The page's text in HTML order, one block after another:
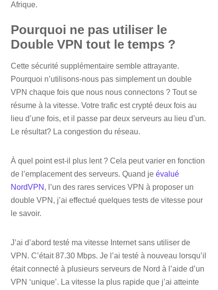
Afrique.
Pourquoi ne pas utiliser le
Double VPN tout le temps ?
Cette sécurité supplémentaire semble attrayante.
Pourquoi n’utilisons-nous pas simplement un double
VPN chaque fois que nous nous connectons ? Tout se
résume à la vitesse. Votre trafic est crypté deux fois au
lieu d’une fois, et il passe par deux serveurs au lieu d’un.
Le résultat? La congestion du réseau.
À quel point est-il plus lent ? Cela peut varier en fonction
de l’emplacement des serveurs. Quand jeévalué
NordVPN , l’un des rares services VPN à proposer un
double VPN, j’ai effectué quelques tests de vitesse pour
le savoir.
J’ai d’abord testé ma vitesse Internet sans utiliser de
VPN. C’était 87.30 Mbps. Je l’ai testé à nouveau lorsqu’il
était connecté à plusieurs serveurs de Nord à l’aide d’un
VPN ‘unique’. La vitesse la plus rapide que j’ai atteinte